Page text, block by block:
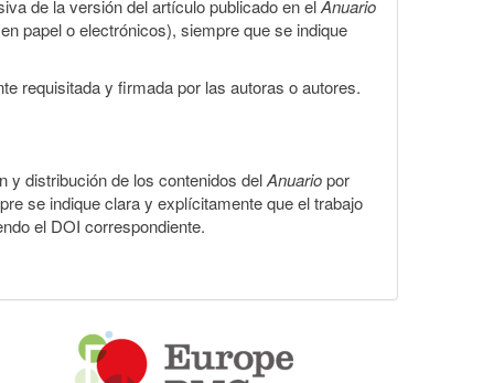
de la versión del artículo publicado en elAnuario
papel o electrónicos), siempre que se indique
requisitada y firmada por las autoras o autores.
y distribución de los contenidos delAnuariopor
se indique clara y explícitamente que el trabajo
el DOI correspondiente.